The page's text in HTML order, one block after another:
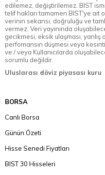
edilemez, değiştirilemez. BIST
telif hakları tamamen BIST'ye ait
verinin sekansı, doğruluğu ve
vermez. Veri yayınında
gecikmesi, eksik ulaşması, yanlış
perfomansın düşmesi veya
ve / veya Kullanıcılarda
sorumlu değildir.
Uluslarası döviz piyasası kuru
BORSA
Canlı Borsa
Günün Özeti
Hisse Senedi Fiyatları
BIST 30 Hisseleri